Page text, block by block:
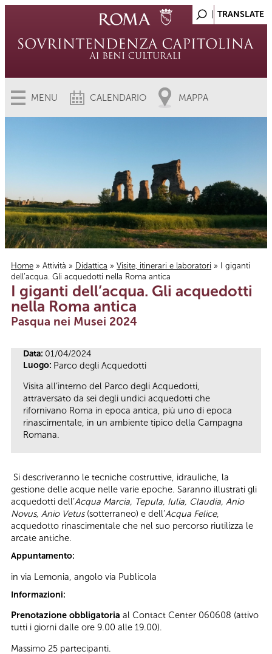
MENU CALENDARIO MAPPA
Tu sei qui
Home » Attività » Didattica » Visite, itinerari e laboratori » I giganti
dell’acqua. Gli acquedotti nella Roma antica
I giganti dell’acqua. Gli acquedotti
nella Roma antica
Pasqua nei Musei 2024
Data: 01/04/2024
Luogo: Parco degli Acquedotti
Visita all’interno del Parco degli Acquedotti,
attraversato da sei degli undici acquedotti che
rifornivano Roma in epoca antica, più uno di epoca
rinascimentale, in un ambiente tipico della Campagna
Romana.
Si descriveranno le tecniche costruttive, idrauliche, la
gestione delle acque nelle varie epoche. Saranno illustrati gli
acquedotti dell’Acqua Marcia, Tepula, Iulia, Claudia, Anio
Novus, Anio Vetus (sotterraneo) e dell’Acqua Felice,
acquedotto rinascimentale che nel suo percorso riutilizza le
arcate antiche.
Appuntamento:
in via Lemonia, angolo via Publicola
Informazioni:
Prenotazione obbligatoria al Contact Center 060608 (attivo
tutti i giorni dalle ore 9.00 alle 19.00).
Massimo 25 partecipanti.